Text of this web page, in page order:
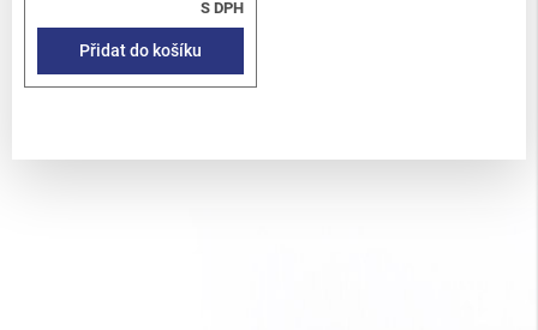
S DPH
Přidat do košíku